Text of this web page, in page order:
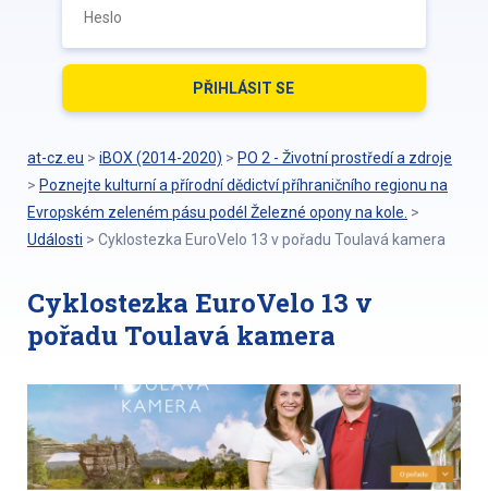
at-cz.eu > iBOX (2014-2020) > PO 2 - Životní prostředí a zdroje
> Poznejte kulturní a přírodní dědictví příhraničního regionu na
Evropském zeleném pásu podél Železné opony na kole. >
Události > Cyklostezka EuroVelo 13 v pořadu Toulavá kamera
Cyklostezka EuroVelo 13 v
pořadu Toulavá kamera